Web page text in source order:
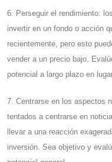
6. Perseguir el rendimiento:
invertir en un fondo o acción
recientemente, pero esto
vender a un precio bajo.
potencial a largo plazo en
7. Centrarse en los aspectos
tentados a centrarse en
llevar a una reacción
inversión. Sea objetivo y